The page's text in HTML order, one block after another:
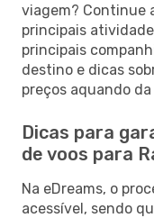
viagem? Continue
principais
principais
destino e dicas
preços aquando
Dicas para
de voos para
Na eDreams, o
acessível, sendo